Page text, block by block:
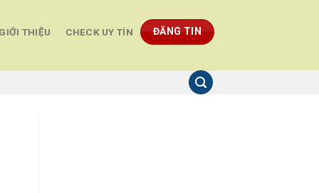
GIỚI THIỆU CHECK UY TÍN ĐĂNG TIN